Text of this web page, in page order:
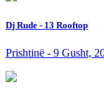
Dj Rude - 13 Rooftop
Prishtinë - 9 Gusht,